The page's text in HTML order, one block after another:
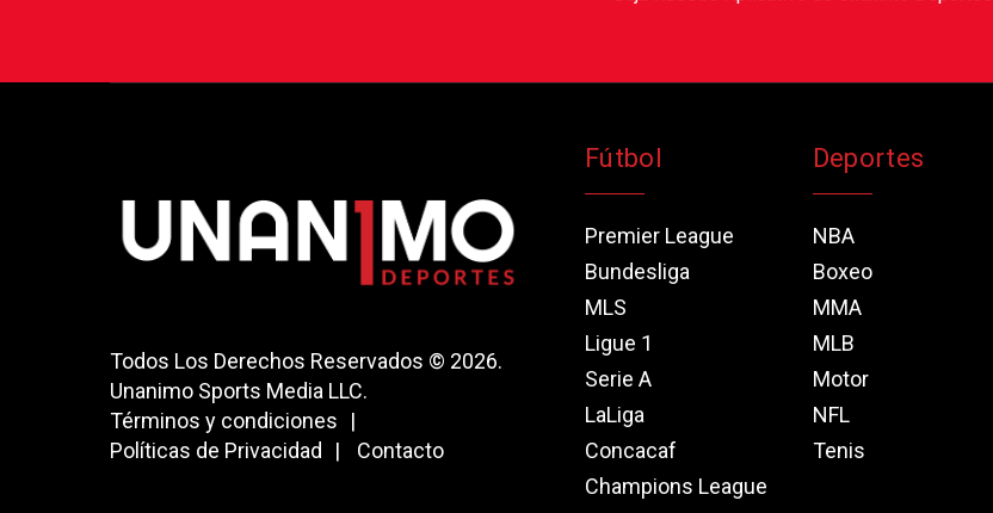
Todos Los Derechos Reservados © 2026.
Unanimo Sports Media LLC.
Términos y condiciones
Políticas de Privacidad
Contacto
Fútbol
Premier League
Bundesliga
MLS
Ligue 1
Serie A
LaLiga
Concacaf
Champions League
Deportes
NBA
Boxeo
MMA
MLB
Motor
NFL
Tenis